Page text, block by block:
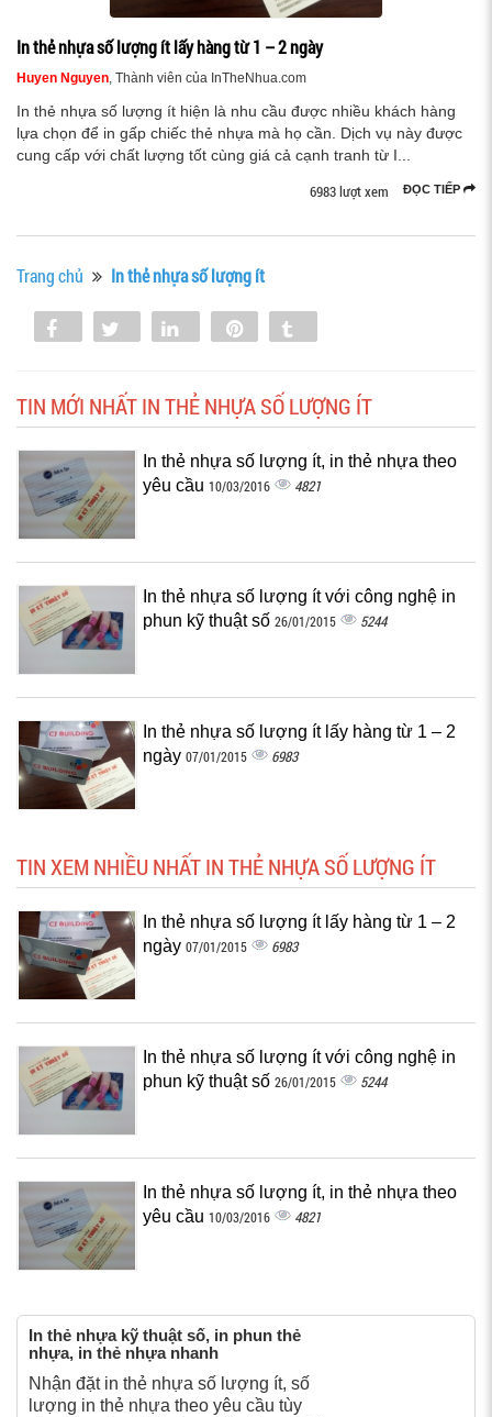
In thẻ nhựa số lượng ít lấy hàng từ 1 – 2 ngày
Huyen Nguyen, Thành viên của InTheNhua.com
In thẻ nhựa số lượng ít hiện là nhu cầu được nhiều khách hàng
lựa chọn để in gấp chiếc thẻ nhựa mà họ cần. Dịch vụ này được
cung cấp với chất lượng tốt cùng giá cả cạnh tranh từ I...
ĐỌC TIẾP
6983 lượt xem
Trang chủ In thẻ nhựa số lượng ít
Share Tweet Share
TIN MỚI NHẤT IN THẺ NHỰA SỐ LƯỢNG ÍT
In thẻ nhựa số lượng ít, in thẻ nhựa theo
yêu cầu 10/03/2016 4821
In thẻ nhựa số lượng ít với công nghệ in
phun kỹ thuật số 26/01/2015 5244
In thẻ nhựa số lượng ít lấy hàng từ 1 – 2
ngày 07/01/2015 6983
TIN XEM NHIỀU NHẤT IN THẺ NHỰA SỐ LƯỢNG ÍT
In thẻ nhựa số lượng ít lấy hàng từ 1 – 2
ngày 07/01/2015 6983
In thẻ nhựa số lượng ít với công nghệ in
phun kỹ thuật số 26/01/2015 5244
In thẻ nhựa số lượng ít, in thẻ nhựa theo
yêu cầu 10/03/2016 4821
In thẻ nhựa kỹ thuật số, in phun thẻ
nhựa, in thẻ nhựa nhanh
Nhận đặt in thẻ nhựa số lượng ít, số
lượng in thẻ nhựa theo yêu cầu tùy